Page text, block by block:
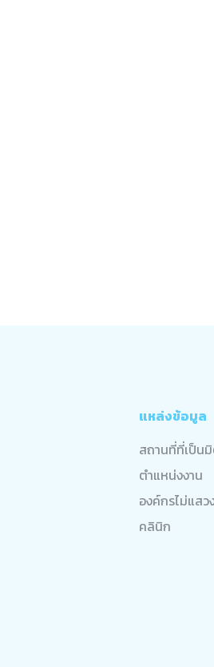
แหล่งข้อมูล
สถานที่ที่เป็น
ตำแหน่งงาน
องค์กรไม่แสว
คลินิก